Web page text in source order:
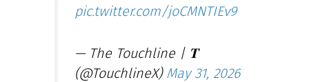
pic.twitter.com/joCMNTIEv9
— The Touchline | 𝐓
(@TouchlineX) May 31, 2026